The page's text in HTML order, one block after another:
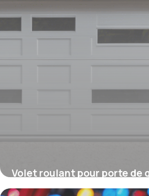
Volet roulant pour porte de
sécurisez et modernisez